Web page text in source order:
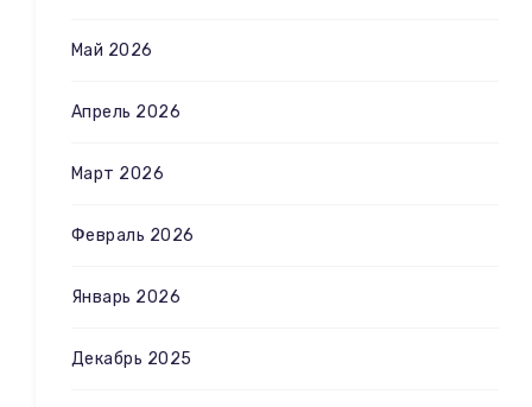
Май 2026
Апрель 2026
Март 2026
Февраль 2026
Январь 2026
Декабрь 2025